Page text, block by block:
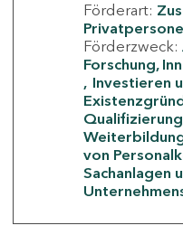
Förderart:
Förderzweck:
Forschung,
Investieren
von
Sachanlagen